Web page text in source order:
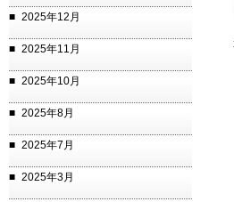
2025年12月
2025年11月
2025年10月
2025年8月
2025年7月
2025年3月